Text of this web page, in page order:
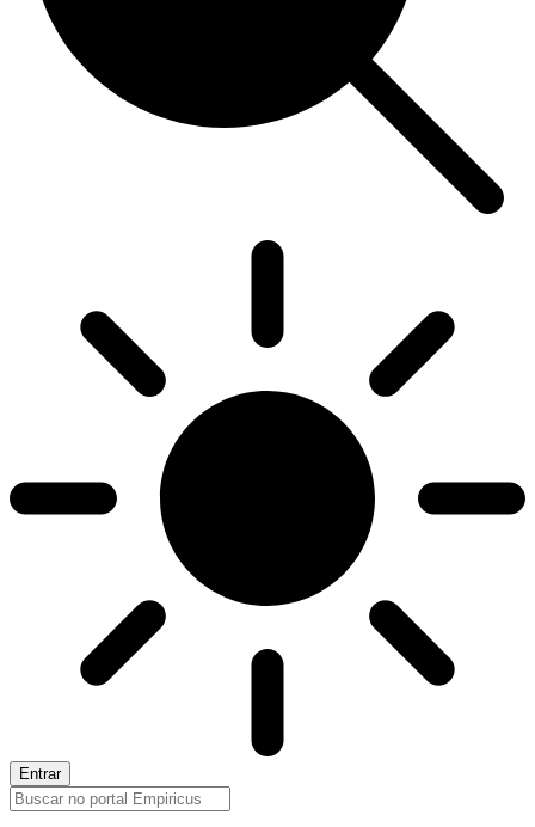
Entrar